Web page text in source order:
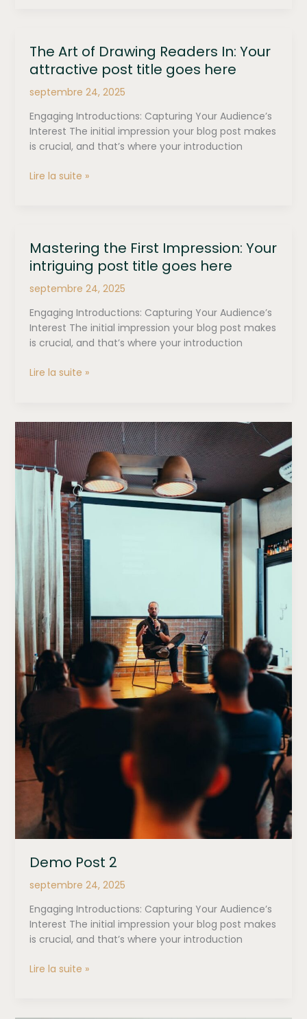
post
title
here
The Art of Drawing Readers In: Your
attractive post title goes here
septembre 24, 2025
Engaging Introductions: Capturing Your Audience’s
Interest The initial impression your blog post makes
is crucial, and that’s where your introduction
The
In:
Your
attractive
post
title
goes
here
Lire la suite »
Mastering the First Impression: Your
intriguing post title goes here
septembre 24, 2025
Engaging Introductions: Capturing Your Audience’s
Interest The initial impression your blog post makes
is crucial, and that’s where your introduction
Mastering
Your
intriguing
post
goes
here
Lire la suite »
Demo Post 2
septembre 24, 2025
Engaging Introductions: Capturing Your Audience’s
Interest The initial impression your blog post makes
is crucial, and that’s where your introduction
Demo
Lire la suite »